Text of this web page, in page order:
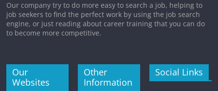
Our company try to do more easy to search a job, helping to
job seekers to find the perfect work by using the job search
engine, or just reading about career training that you can do
to become more competitive.
Our
Websites
Other
Information
Social Links